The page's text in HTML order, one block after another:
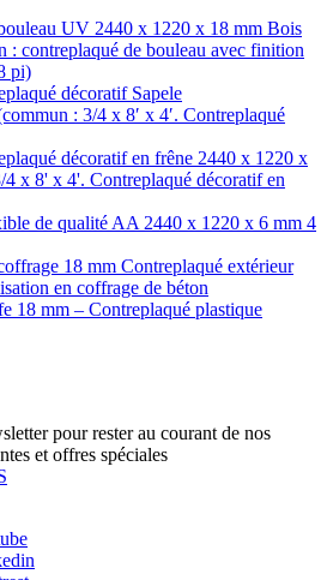
pour rester au courant de nos
et offres spéciales